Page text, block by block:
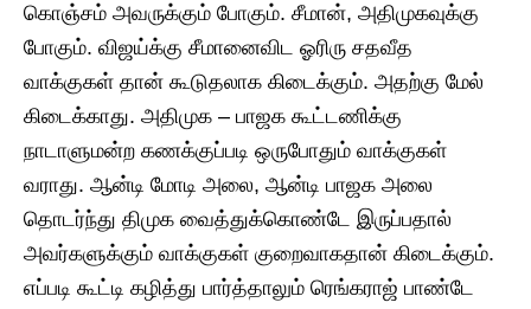
கொஞ்சம் அவருக்கும் போகும். சீமான், அதிமுகவுக்கு
போகும். விஜய்க்கு சீமானைவிட ஓரிரு சதவீத
வாக்குகள் தான் கூடுதலாக கிடைக்கும். அதற்கு மேல்
கிடைக்காது. அதிமுக – பாஜக கூட்டணிக்கு
நாடாளுமன்ற கணக்குப்படி ஒருபோதும் வாக்குகள்
வராது. ஆன்டி மோடி அலை, ஆன்டி பாஜக அலை
தொடர்ந்து திமுக வைத்துக்கொண்டே இருப்பதால்
அவர்களுக்கும் வாக்குகள் குறைவாகதான் கிடைக்கும்.
எப்படி கூட்டி கழித்து பார்த்தாலும் ரெங்கராஜ் பாண்டே